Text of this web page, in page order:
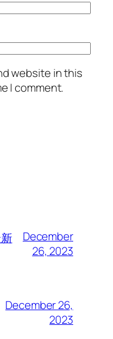
website in this
I comment.
December
26, 2023
December 26,
2023